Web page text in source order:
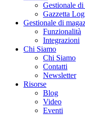
Gestionale
Gazzetta
Gestionale di
Funzionalità
Integrazioni
Chi Siamo
Chi Siamo
Contatti
Newsletter
Risorse
Blog
Video
Eventi